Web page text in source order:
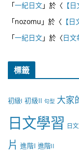
「一紀日文」於〈 【
「nozomu 」於〈 【
「一紀日文」於〈日文
標籤
初級I 初級II 句型 大家
日文學習 日
片 進階I 進階II